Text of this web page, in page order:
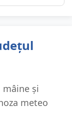
mâine și
meteo